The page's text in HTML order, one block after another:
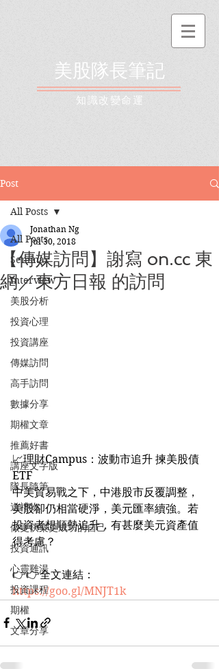
美股隊長筆記
​知識改變命運
Post
All Posts
Seminar
Interview
美股分析
投資心理
投資講座
傳媒訪問
高手訪問
數據分享
期權文章
推薦好書
講座文字版
隊長隨筆
送禮物
做更快樂更成功的自己
投資通訊
心靈雞湯
投資課程
期權
文章分享
All Posts
【傳媒訪問】謝寫 on.cc 東
網／東方日報 的訪問
Jonathan Ng
Jul 30, 2018
📈理財Campus：波動市追升 揀美股債
ETF
中美貿易戰之下，中港股市反覆調整，
美股卻仍相當硬淨，美元匯率續強。若
投資者想順勢追升，有甚麼美元資產值
得考慮？
👉👉全文連結：
https://goo.gl/MNJT1k